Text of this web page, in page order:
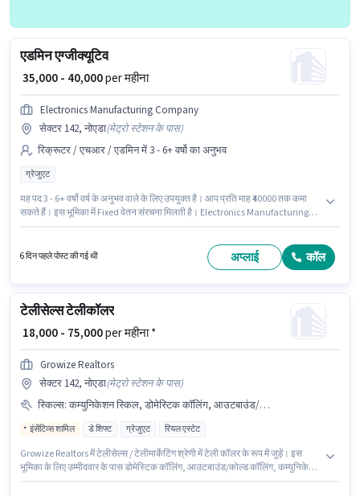
एडमिन एग्जीक्यूटिव
₹ 35,000 - 40,000per महीना
Electronics Manufacturing Company
सेक्टर 142, नोएडा(मेट्रो स्टेशन के पास)
रिक्रूटर / एचआर / एडमिन में 3 - 6+ वर्षो का अनुभव
ग्रेजुएट
यह पद 3 - 6+ वर्षो वर्ष के अनुभव वाले के लिए उपयुक्त है। आप प्रति माह ₹40000 तक कमा
सकते हैं। इस भूमिका में Fixed वेतन संरचना मिलती है। Electronics Manufacturing
डिग्री या सर्टिफिकेट होना चाहिए।
6 दिन पहले पोस्ट की गई थी अप्लाई कॉल
टेलीसेल्स टेलीकॉलर
₹ 18,000 - 75,000per महीना *
Growize Realtors
सेक्टर 142, नोएडा(मेट्रो स्टेशन के पास)
स्किल्स: कम्युनिकेशन स्किल, डोमेस्टिक कॉलिंग, आउटबाउंड/कोल्ड कॉलिंग
इंसेंटिव्स शामिल डे शिफ्ट ग्रेजुएट रियल एस्टेट
Growize Realtors में टेलीसेल्स / टेलीमार्केटिंग श्रेणी में टेली कॉलर के रूप में जुड़ें। इस
भूमिका के लिए उम्मीदवार के पास डोमेस्टिक कॉलिंग, आउटबाउंड/कोल्ड कॉलिंग, कम्युनिकेशन